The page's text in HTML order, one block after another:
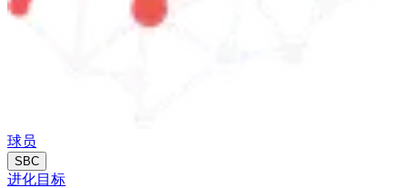
球员
SBC
进化目标